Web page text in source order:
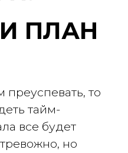
ПЛАН
преуспевать, то
тайм-
все будет
но